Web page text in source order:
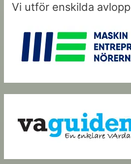
Vi utför enskilda avlopp